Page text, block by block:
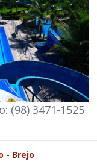
(98) 3471-1525
- Brejo